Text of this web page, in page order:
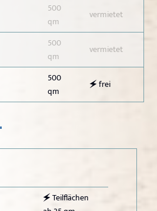
500
qm
vermietet
500
qm
vermietet
500
qm
🗲 frei
🗲 Teilflächen